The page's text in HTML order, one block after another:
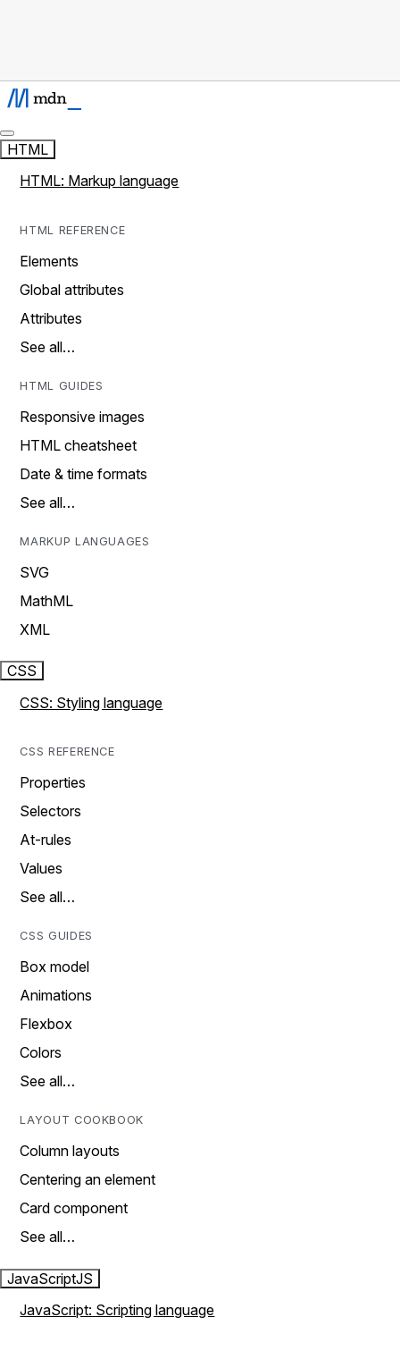
HTML
HTML: Markup language
HTML REFERENCE
Elements
Global attributes
Attributes
See all…
HTML GUIDES
Responsive images
HTML cheatsheet
Date & time formats
See all…
MARKUP LANGUAGES
SVG
MathML
XML
CSS
CSS: Styling language
CSS REFERENCE
Properties
Selectors
At-rules
Values
See all…
CSS GUIDES
Box model
Animations
Flexbox
Colors
See all…
LAYOUT COOKBOOK
Column layouts
Centering an element
Card component
See all…
JavaScriptJS
JavaScript: Scripting language